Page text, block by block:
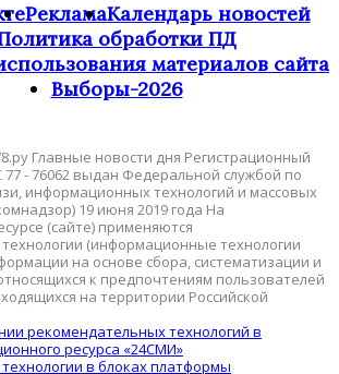
РекламаКалендарь новостей
обработки ПД
материалов сайта
Выборы-2026
Главные новости дня Регистрационный
- 76062 выдан Федеральной службой по
информационных технологий и массовых
19 июня 2019 года На
(сайте) применяются
(информационные технологии
на основе сбора, систематизации и
к предпочтениям пользователей
на территории Российской
рекомендательных технологий в
ресурса «24СМИ»
в блоках платформы